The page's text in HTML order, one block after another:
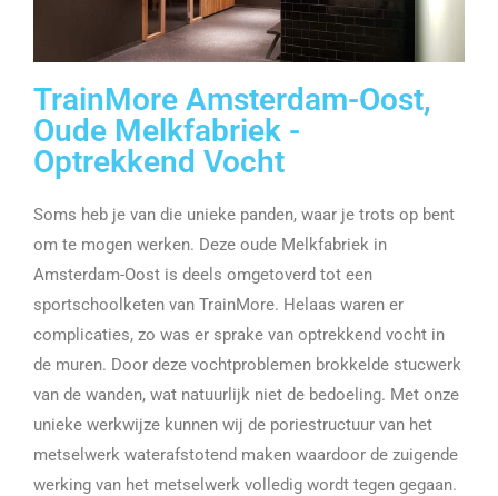
TrainMore Amsterdam-Oost,
Oude Melkfabriek -
Optrekkend Vocht
Soms heb je van die unieke panden, waar je trots op bent
om te mogen werken. Deze oude Melkfabriek in
Amsterdam-Oost is deels omgetoverd tot een
sportschoolketen van TrainMore. Helaas waren er
complicaties, zo was er sprake van optrekkend vocht in
de muren. Door deze vochtproblemen brokkelde stucwerk
van de wanden, wat natuurlijk niet de bedoeling. Met onze
unieke werkwijze kunnen wij de poriestructuur van het
metselwerk waterafstotend maken waardoor de zuigende
werking van het metselwerk volledig wordt tegen gegaan.